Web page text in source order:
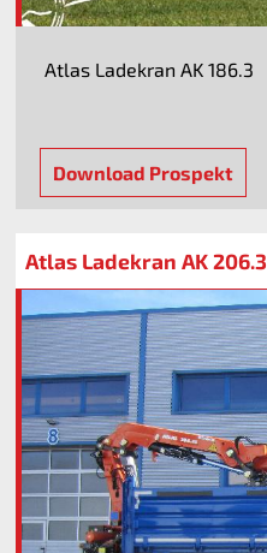
Atlas Ladekran AK 186.3
Download Prospekt
Atlas Ladekran AK 206.3